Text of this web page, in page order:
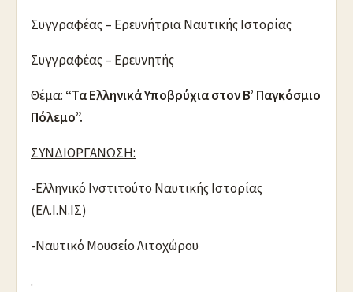
Συγγραφέας – Ερευνήτρια Ναυτικής Ιστορίας
Συγγραφέας – Ερευνητής
Θέμα: “Τα Ελληνικά Υποβρύχια στον Β’ Παγκόσμιο
Πόλεμο”.
ΣΥΝΔΙΟΡΓΑΝΩΣΗ:
-Ελληνικό Ινστιτούτο Ναυτικής Ιστορίας
(ΕΛ.Ι.Ν.ΙΣ)
-Ναυτικό Μουσείο Λιτοχώρου
.